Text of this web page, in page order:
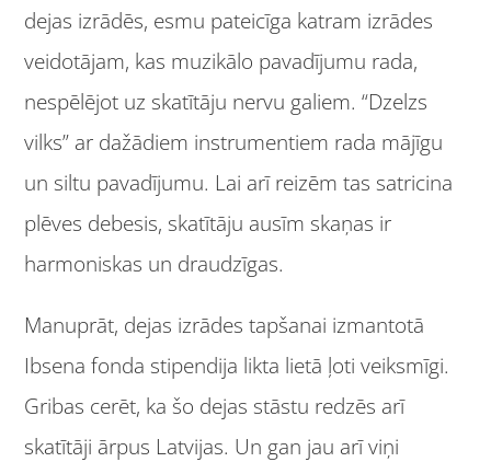
dejas izrādēs, esmu pateicīga katram izrādes
veidotājam, kas muzikālo pavadījumu rada,
nespēlējot uz skatītāju nervu galiem. “Dzelzs
vilks” ar dažādiem instrumentiem rada mājīgu
un siltu pavadījumu. Lai arī reizēm tas satricina
plēves debesis, skatītāju ausīm skaņas ir
harmoniskas un draudzīgas.
Manuprāt, dejas izrādes tapšanai izmantotā
Ibsena fonda stipendija likta lietā ļoti veiksmīgi.
Gribas cerēt, ka šo dejas stāstu redzēs arī
skatītāji ārpus Latvijas. Un gan jau arī viņi